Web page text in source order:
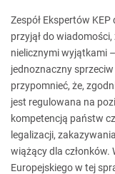
Zespół Ekspertów
przyjął do
nielicznymi wyjątkami
jednoznaczny
przypomnieć, że,
jest regulowana na
kompetencją państw
legalizacji,
wiążący dla członków.
Europejskiego w tej